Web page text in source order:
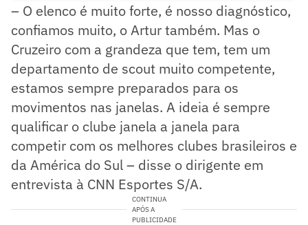
– O elenco é muito forte, é nosso diagnóstico,
confiamos muito, o Artur também. Mas o
Cruzeiro com a grandeza que tem, tem um
departamento de scout muito competente,
estamos sempre preparados para os
movimentos nas janelas. A ideia é sempre
qualificar o clube janela a janela para
competir com os melhores clubes brasileiros e
da América do Sul – disse o dirigente em
entrevista à CNN Esportes S/A.
CONTINUA
APÓS A
PUBLICIDADE